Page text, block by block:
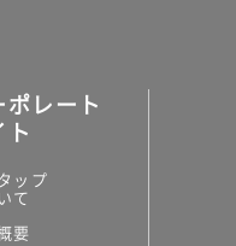
ポレート
ト
ップ
て
要